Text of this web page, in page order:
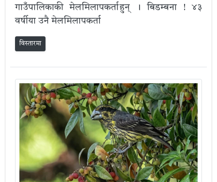
गाउँपालिकाकी मेलमिलापकर्ता हुन् । बिडम्बना ! ४३
वर्षीया उनै मेलमिलापकर्ता
विस्तारमा